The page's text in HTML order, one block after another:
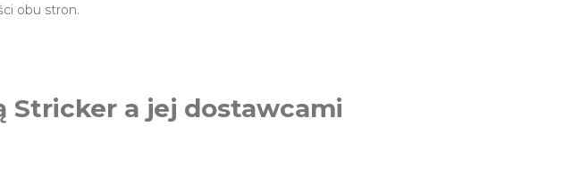
obu stron.
a jej dostawcami